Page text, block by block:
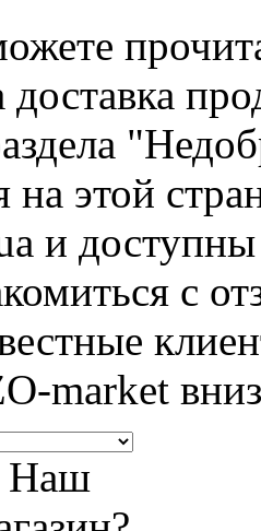
доставка
на этой
и
с
market
Наш